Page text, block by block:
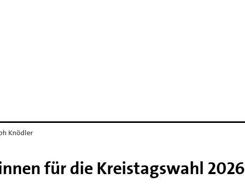
Knödler
für die Kreistagswahl 2026